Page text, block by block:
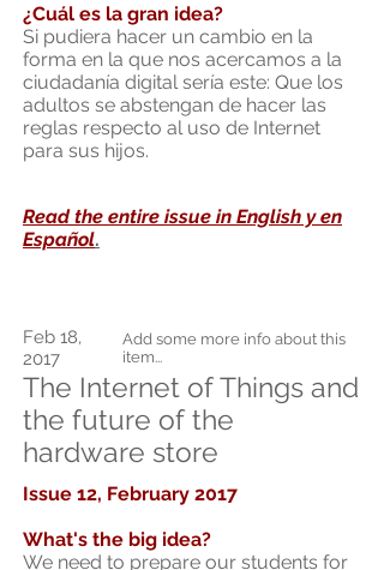
¿Cuál es la gran idea?
Si pudiera hacer un cambio en la
forma en la que nos acercamos a la
ciudadanía digital sería este: Que los
adultos se abstengan de hacer las
reglas respecto al uso de Internet
para sus hijos.
Read the entire issue in English y en
Español.
Feb 18,
2017
Add some more info about this
item...
The Internet of Things and
the future of the
hardware store
Issue 12, February 2017
What's the big idea?
We need to prepare our students for